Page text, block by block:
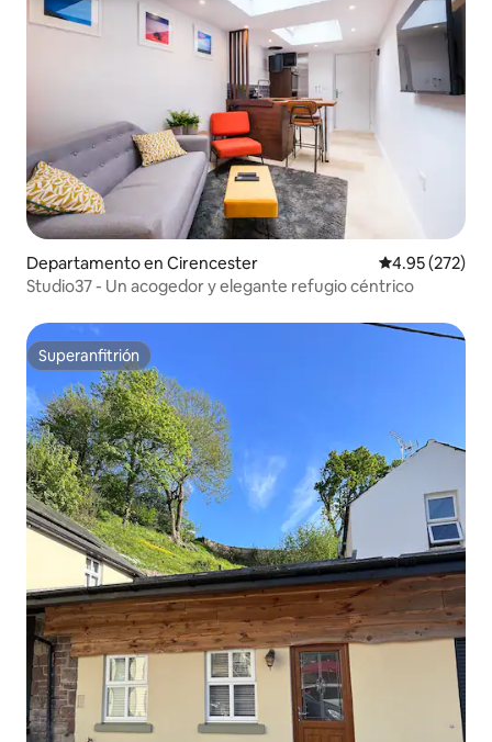
Departamento en Cirencester Calificación
4.95 (272)
Studio37 - Un acogedor y elegante refugio céntrico
Superanfitrión
Superanfitrión